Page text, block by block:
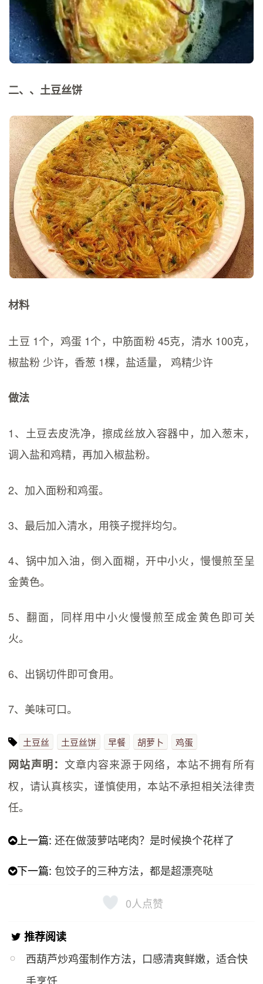
二、、土豆丝饼
材料
土豆 1个，鸡蛋 1个，中筋面粉 45克，清水 100克，
椒盐粉 少许，香葱 1棵，盐适量， 鸡精少许
做法
1、土豆去皮洗净，擦成丝放入容器中，加入葱末，
调入盐和鸡精，再加入椒盐粉。
2、加入面粉和鸡蛋。
3、最后加入清水，用筷子搅拌均匀。
4、锅中加入油，倒入面糊，开中小火，慢慢煎至呈
金黄色。
5、翻面，同样用中小火慢慢煎至成金黄色即可关
火。
6、出锅切件即可食用。
7、美味可口。
土豆丝 土豆丝饼 早餐 胡萝卜 鸡蛋
网站声明： 文章内容来源于网络，本站不拥有所有
权，请认真核实，谨慎使用，本站不承担相关法律责
任。
上一篇:还在做菠萝咕咾肉？是时候换个花样了
下一篇:包饺子的三种方法，都是超漂亮哒
0人点赞
推荐阅读
西葫芦炒鸡蛋制作方法，口感清爽鲜嫩，适合快
手烹饪